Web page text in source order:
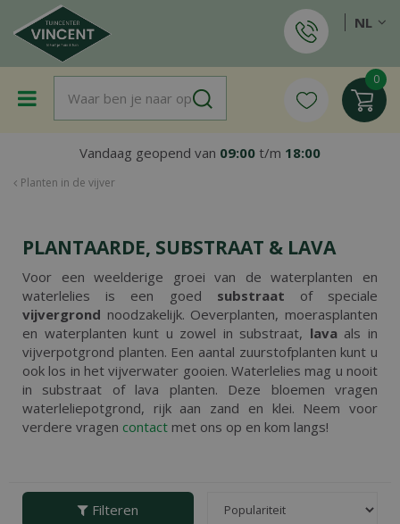
a
Planten in de vijver
Vandaag geopend van 09:00 t/m 18:00
NL
PLANTAARDE, SUBSTRAAT & LAVA
Voor een weelderige groei van de waterplanten en
waterlelies is een goed substraat of speciale
vijvergrond noodzakelijk. Oeverplanten, moerasplanten
en waterplanten kunt u zowel in substraat, lavaals in
vijverpotgrond planten. Een aantal zuurstofplanten kunt u
ook los in het vijverwater gooien. Waterlelies mag u nooit
in substraat of lava planten. Deze bloemen vragen
waterleliepotgrond, rijk aan zand en klei. Neem voor
verdere vragen contact met ons op en kom langs!
Filteren